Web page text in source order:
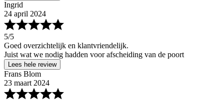
Ingrid
24 april 2024
5/5
Goed overzichtelijk en klantvriendelijk.
Juist wat we nodig hadden voor afscheiding van de poort
Lees hele review
Frans Blom
23 maart 2024